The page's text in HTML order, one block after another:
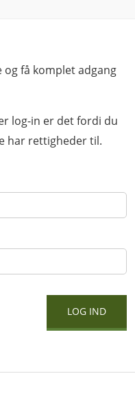
få komplet adgang
log-in er det fordi du
har rettigheder til.